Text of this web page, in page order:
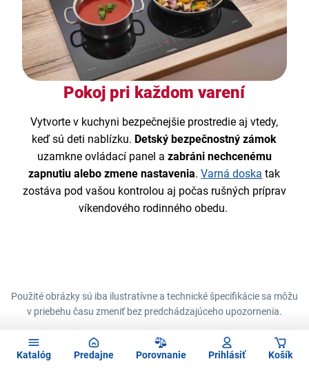
Katalóg Predajne Porovnanie Prihlásiť Košík
Pokoj pri každom varení
Vytvorte v kuchyni bezpečnejšie prostredie aj vtedy,
keď sú deti nablízku. Detský bezpečnostný zámok
uzamkne ovládací panel a zabráni nechcenému
zapnutiu alebo zmene nastavenia.Varná doska tak
zostáva pod vašou kontrolou aj počas rušných príprav
víkendového rodinného obedu.
Použité obrázky sú iba ilustratívne a technické špecifikácie sa môžu
v priebehu času zmeniť bez predchádzajúceho upozornenia.